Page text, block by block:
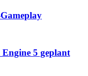
5 geplant